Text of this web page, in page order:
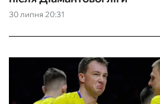
30 липня 20:31